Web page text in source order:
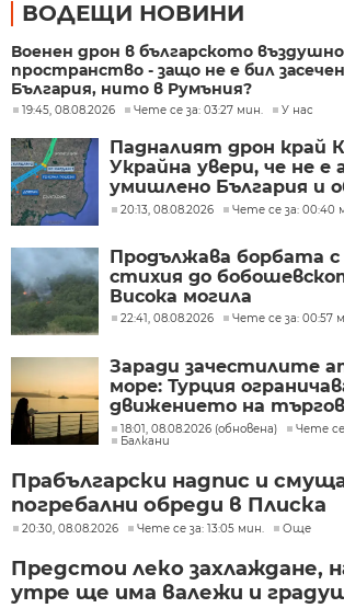
ВОДЕЩИ НОВИНИ
Военен дрон в българското въздушно
пространство - защо не е бил
България, нито в Румъния?
19:45, 08.08.2026 Чете се за: 03:27 мин. У нас
Падналият дрон край
Украйна увери, че не е
умишлено България и
разследване
20:13, 08.08.2026 Чете се за: 00:40
Продължава борбата
стихия до
Висока могила
22:41, 08.08.2026 Чете се за: 00:57
Заради зачестилите
море: Турция
движението на
кораби
18:01, 08.08.2026 (обновена)
Чете се
Балкани
Прабългарски надпис и
погребални обреди в Плиска
20:30, 08.08.2026 Чете се за: 13:05 мин. Още
Предстои леко захлаждане,
утре ще има валежи и